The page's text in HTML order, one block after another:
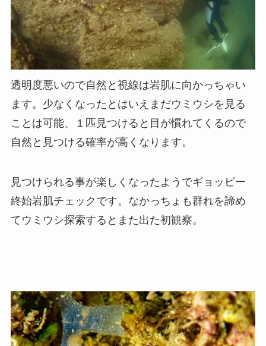
透明度悪いので自然と視線は岩肌に向かっちゃい
ます。少なくなったとはいえまだウミウシを見る
ことは可能、１匹見つけると目が慣れてくるので
自然と見つける確率が高くなります。
見つけられる事が楽しくなったようでギョッピー
終始岩肌チェックです。なかっちょも群れを諦め
てウミウシ探索するとまた出た初観察。